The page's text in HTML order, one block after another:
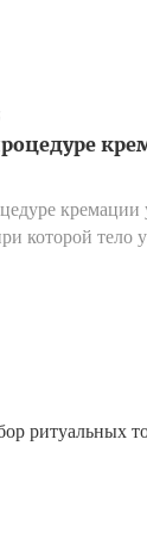
которой тело
ритуальных